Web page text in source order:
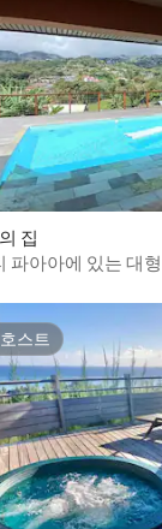
집
파아아에 있는 대
스트
스트